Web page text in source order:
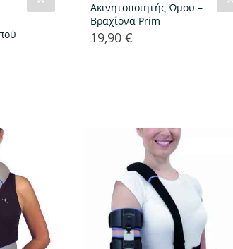
Ακινητοποιητής Ώμου –
Βραχίονα Prim
Τιμή
19,90 €